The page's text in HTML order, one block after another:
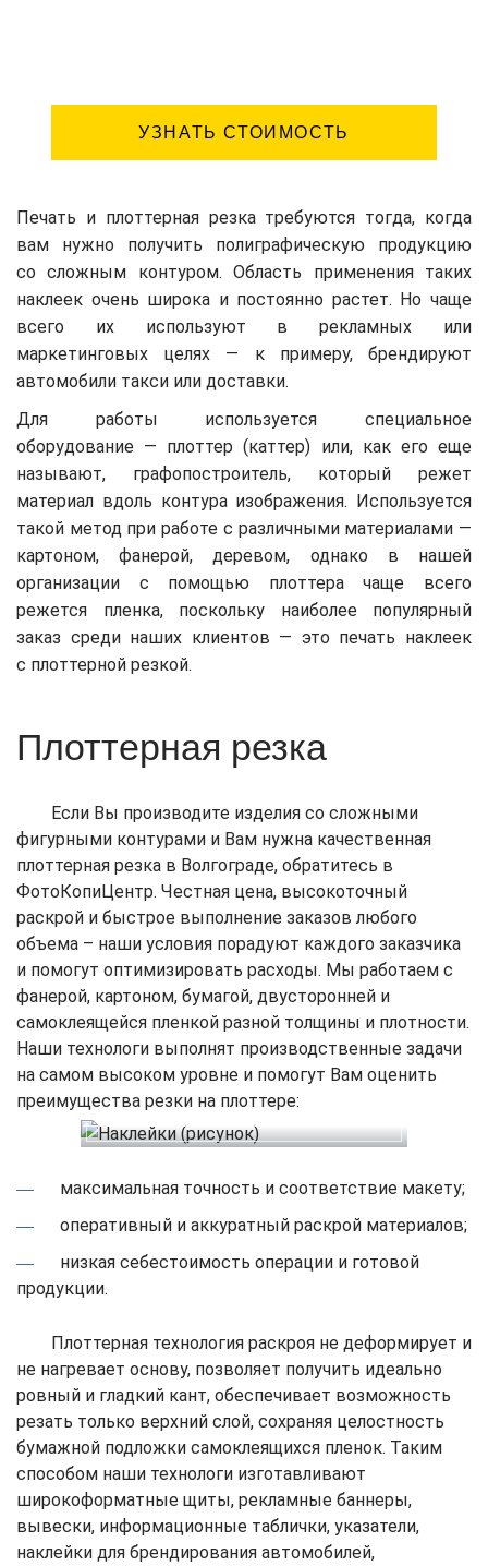
УЗНАТЬ СТОИМОСТЬ
Печать и плоттерная резка требуются тогда, когда
вам нужно получить полиграфическую продукцию
со сложным контуром. Область применения таких
наклеек очень широка и постоянно растет. Но чаще
всего их используют в рекламных или
маркетинговых целях — к примеру, брендируют
автомобили такси или доставки.
Для работы используется специальное
оборудование — плоттер (каттер) или, как его еще
называют, графопостроитель, который режет
материал вдоль контура изображения. Используется
такой метод при работе с различными материалами —
картоном, фанерой, деревом, однако в нашей
организации с помощью плоттера чаще всего
режется пленка, поскольку наиболее популярный
заказ среди наших клиентов — это печать наклеек
с плоттерной резкой.
Плоттерная резка
Если Вы производите изделия со сложными
фигурными контурами и Вам нужна качественная
плоттерная резка в Волгограде, обратитесь в
ФотоКопиЦентр. Честная цена, высокоточный
раскрой и быстрое выполнение заказов любого
объема – наши условия порадуют каждого заказчика
и помогут оптимизировать расходы. Мы работаем с
фанерой, картоном, бумагой, двусторонней и
самоклеящейся пленкой разной толщины и плотности.
Наши технологи выполнят производственные задачи
на самом высоком уровне и помогут Вам оценить
преимущества резки на плоттере:
максимальная точность и соответствие макету;
оперативный и аккуратный раскрой материалов;
низкая себестоимость операции и готовой
продукции.
Плоттерная технология раскроя не деформирует и
не нагревает основу, позволяет получить идеально
ровный и гладкий кант, обеспечивает возможность
резать только верхний слой, сохраняя целостность
бумажной подложки самоклеящихся пленок. Таким
способом наши технологи изготавливают
широкоформатные щиты, рекламные баннеры,
вывески, информационные таблички, указатели,
наклейки для брендирования автомобилей,